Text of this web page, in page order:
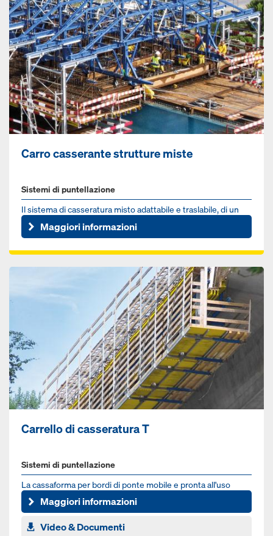
Carro casserante strutture miste
Sistemi di puntellazione
Il sistema di cas­seratura misto adattabile e traslabile, di un
unico fornitore
Maggiori informazioni
Carrello di casseratura T
Sistemi di puntellazione
La cas­saforma per bordi di ponte mobile e pronta all'uso
Maggiori informazioni
Video & Documenti